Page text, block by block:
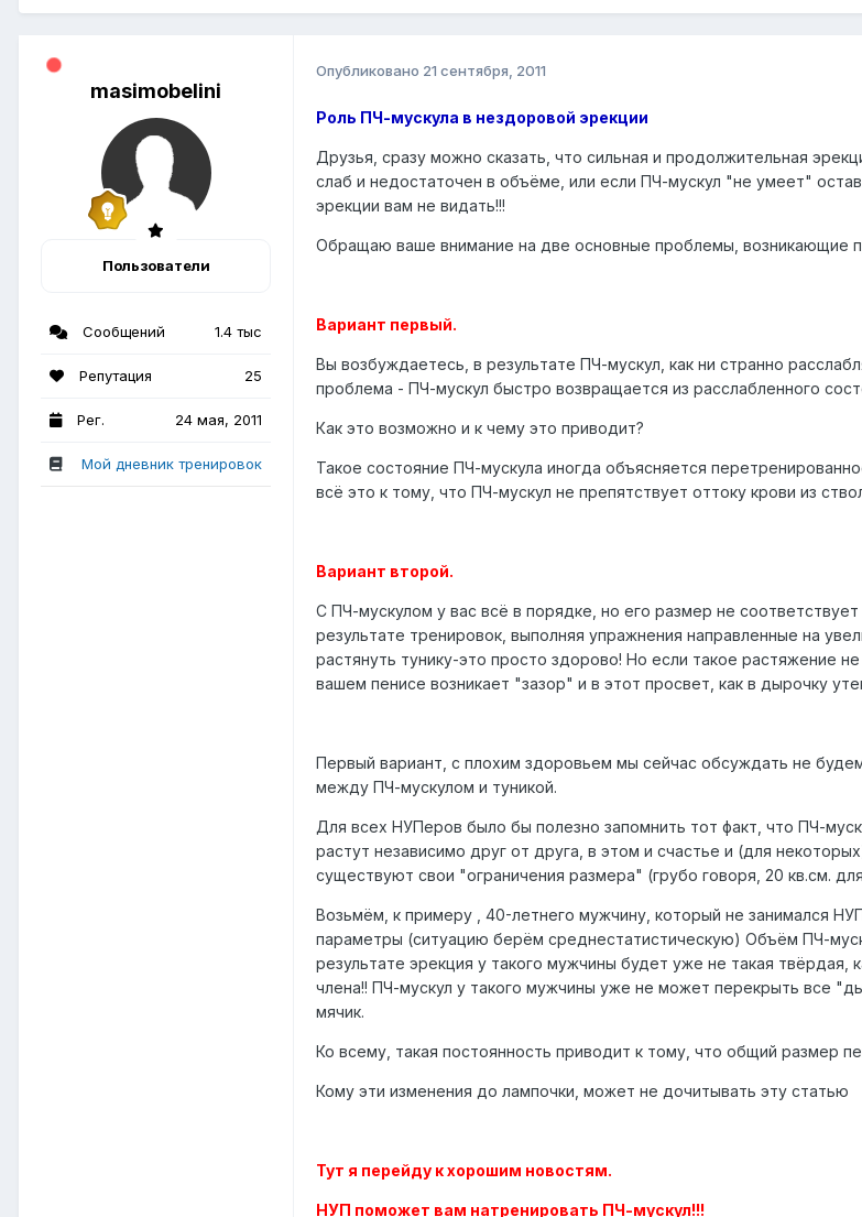
masimobelini
Пользователи
Сообщений 1.4 тыс
Репутация 25
Рег. 24 мая, 2011
Мой дневник тренировок
Опубликовано 21 сентября, 2011
Роль ПЧ-мускула в нездоровой эрекции
Друзья, сразу можно сказать, что сильная и продолжительная
слаб и недостаточен в объёме, или если ПЧ-мускул "не умеет"
эрекции вам не видать!!!
Обращаю ваше внимание на две основные проблемы, возникающие
Вариант первый.
Вы возбуждаетесь, в результате ПЧ-мускул, как ни странно
проблема - ПЧ-мускул быстро возвращается из расслабленного
Как это возможно и к чему это приводит?
Такое состояние ПЧ-мускула иногда объясняется
всё это к тому, что ПЧ-мускул не препятствует оттоку крови из
Вариант второй.
С ПЧ-мускулом у вас всё в порядке, но его размер не
результате тренировок, выполняя упражнения направленные на
растянуть тунику-это просто здорово! Но если такое растяжение
вашем пенисе возникает "зазор" и в этот просвет, как в дырочку
Первый вариант, с плохим здоровьем мы сейчас обсуждать не
между ПЧ-мускулом и туникой.
Для всех НУПеров было бы полезно запомнить тот факт, что ПЧ-
растут независимо друг от друга, в этом и счастье и (для
существуют свои "ограничения размера" (грубо говоря, 20 кв.см.
Возьмём, к примеру , 40-летнего мужчину, который не занимался
параметры (ситуацию берём среднестатистическую) Объём ПЧ-
результате эрекция у такого мужчины будет уже не такая
члена!! ПЧ-мускул у такого мужчины уже не может перекрыть все
мячик.
Ко всему, такая постоянность приводит к тому, что общий размер
Кому эти изменения до лампочки, может не дочитывать эту статью
Тут я перейду к хорошим новостям.
НУП поможет вам натренировать ПЧ-мускул!!!